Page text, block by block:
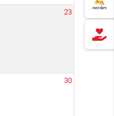
23
30